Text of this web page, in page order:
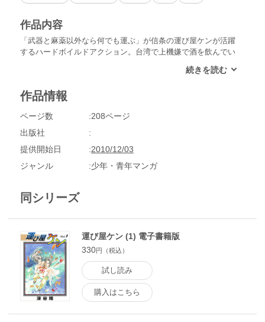
作品内容
「武器と麻薬以外なら何でも運ぶ」が信条の運び屋ケンが活躍
するハードボイルドアクション。台湾で上機嫌で酒を飲んでい
ってきた者たちを倒したケンは、彼らがデカいオカマから金で
るように言われたことを知る。そして、タカシからの仕事を受
ィ・エリーに出逢い……!?
作品情報
ページ数
208ページ
出版社
提供開始日
2010/12/03
ジャンル
少年・青年マンガ
同シリーズ
運び屋ケン (1) 電子書籍版
330円（税込）
試し読み
購入はこちら